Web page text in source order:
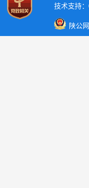
技术支持
陕公